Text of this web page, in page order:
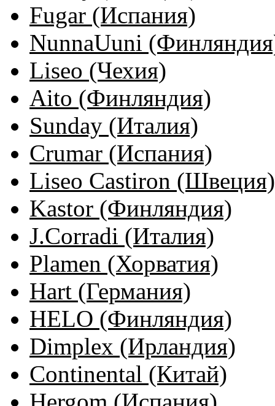
Fugar (Испания)
NunnaUuni
Liseo (Чехия)
Aito (Финляндия)
Sunday (Италия)
Crumar (Испания)
Liseo Castiron (Швеция)
Kastor (Финляндия)
J.Corradi (Италия)
Plamen (Хорватия)
Hart (Германия)
HELO (Финляндия)
Dimplex (Ирландия)
Continental (Китай)